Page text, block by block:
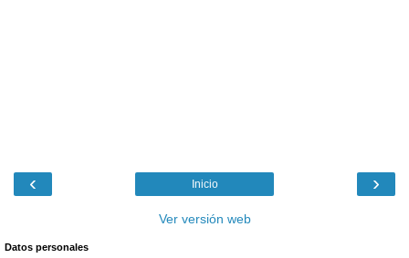
‹ ›
Inicio
Ver versión web
Datos personales